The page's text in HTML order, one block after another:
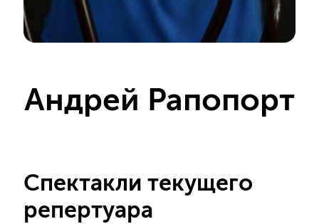
Андрей Рапопорт
Спектакли текущего
репертуара